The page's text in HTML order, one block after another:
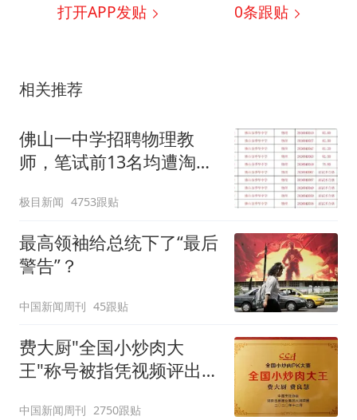
打开APP发贴 0条跟贴
相关推荐
佛山一中学招聘物理教
师，笔试前13名均遭淘
聘，成立调查组全面核查
极目新闻 4753跟贴
最高领袖给总统下了“最后
警告”？
中国新闻周刊 45跟贴
费大厨"全国小炒肉大
王"称号被指凭视频评出
中国新闻周刊 2750跟贴